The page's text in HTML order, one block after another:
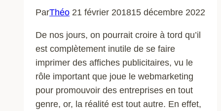
ParThéo 21 février 201815 décembre 2022
De nos jours, on pourrait croire à tord qu’il
est complètement inutile de se faire
imprimer des affiches publicitaires, vu le
rôle important que joue le webmarketing
pour promouvoir des entreprises en tout
genre, or, la réalité est tout autre. En effet,